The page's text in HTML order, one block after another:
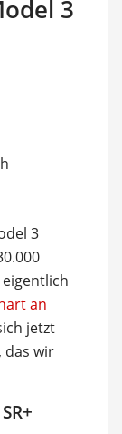
3
3
an
jetzt
das wir